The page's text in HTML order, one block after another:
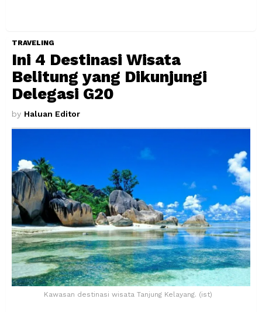
TRAVELING
Ini 4 Destinasi Wisata
Belitung yang Dikunjungi
Delegasi G20
by Haluan Editor
Kawasan destinasi wisata Tanjung Kelayang. (ist)